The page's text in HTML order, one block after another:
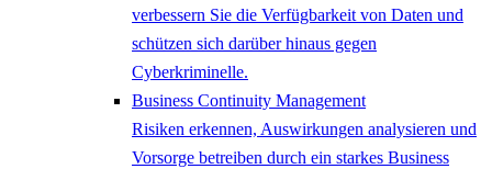
verbessern Sie die Verfügbarkeit von Daten und
schützen sich darüber hinaus gegen
Cyberkriminelle.
Business Continuity Management
Risiken erkennen, Auswirkungen analysieren und
Vorsorge betreiben durch ein starkes Business